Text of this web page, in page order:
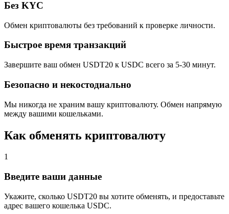
Без KYC
Обмен криптовалюты без требований к проверке личности.
Быстрое время транзакций
Завершите ваш обмен USDT20 к USDC всего за 5-30 минут.
Безопасно и некостодиально
Мы никогда не храним вашу криптовалюту. Обмен напрямую
между вашими кошельками.
Как обменять криптовалюту
1
Введите ваши данные
Укажите, сколько USDT20 вы хотите обменять, и предоставьте
адрес вашего кошелька USDC.